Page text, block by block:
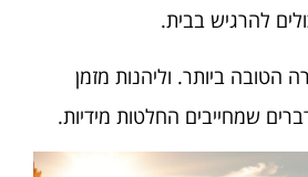
להרגיש בבית.
הטובה ביותר. וליהנות מזמן
שמחייבים החלטות מידיות.